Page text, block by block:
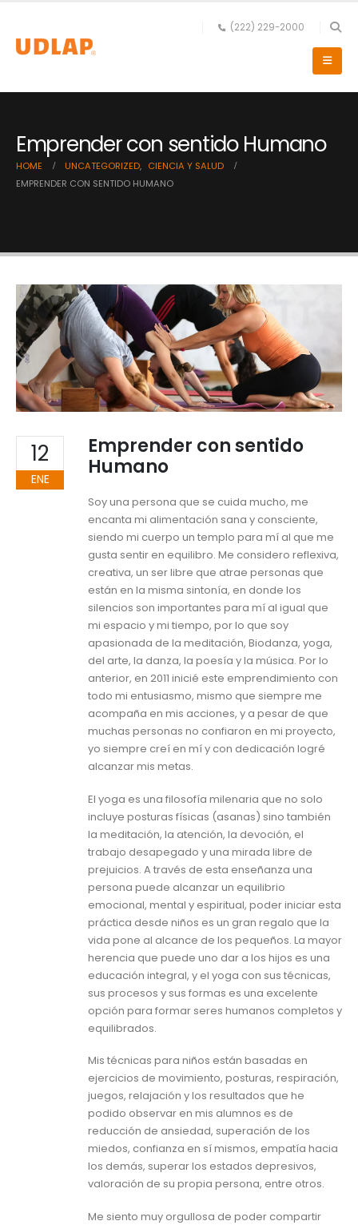
(222) 229-2000
Emprender con sentido Humano
HOME UNCATEGORIZED, CIENCIA Y SALUD
EMPRENDER CON SENTIDO HUMANO
12
ENE
Emprender con sentido
Humano
Soy una persona que se cuida mucho, me
encanta mi alimentación sana y consciente,
siendo mi cuerpo un templo para mí al que me
gusta sentir en equilibro. Me considero reflexiva,
creativa, un ser libre que atrae personas que
están en la misma sintonía, en donde los
silencios son importantes para mí al igual que
mi espacio y mi tiempo, por lo que soy
apasionada de la meditación, Biodanza, yoga,
del arte, la danza, la poesía y la música. Por lo
anterior, en 2011 inicié este emprendimiento con
todo mi entusiasmo, mismo que siempre me
acompaña en mis acciones, y a pesar de que
muchas personas no confiaron en mi proyecto,
yo siempre creí en mí y con dedicación logré
alcanzar mis metas.
El yoga es una filosofía milenaria que no solo
incluye posturas físicas (asanas) sino también
la meditación, la atención, la devoción, el
trabajo desapegado y una mirada libre de
prejuicios. A través de esta enseñanza una
persona puede alcanzar un equilibrio
emocional, mental y espiritual, poder iniciar esta
práctica desde niños es un gran regalo que la
vida pone al alcance de los pequeños. La mayor
herencia que puede uno dar a los hijos es una
educación integral, y el yoga con sus técnicas,
sus procesos y sus formas es una excelente
opción para formar seres humanos completos y
equilibrados.
Mis técnicas para niños están basadas en
ejercicios de movimiento, posturas, respiración,
juegos, relajación y los resultados que he
podido observar en mis alumnos es de
reducción de ansiedad, superación de los
miedos, confianza en sí mismos, empatía hacia
los demás, superar los estados depresivos,
valoración de su propia persona, entre otros.
Me siento muy orgullosa de poder compartir